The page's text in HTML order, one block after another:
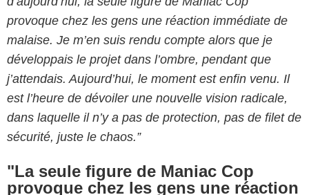
provoque chez les gens une réaction immédiate de
malaise. Je m’en suis rendu compte alors que je
développais le projet dans l’ombre, pendant que
j’attendais. Aujourd’hui, le moment est enfin venu. Il
est l’heure de dévoiler une nouvelle vision radicale,
dans laquelle il n’y a pas de protection, pas de filet de
sécurité, juste le chaos.”
"La seule figure de Maniac Cop
provoque chez les gens une réaction